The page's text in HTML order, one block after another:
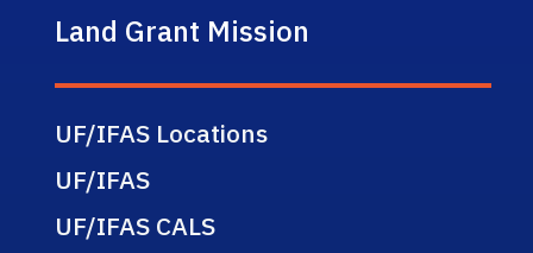
Land Grant Mission
UF/IFAS Locations
UF/IFAS
UF/IFAS CALS